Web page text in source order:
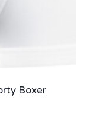
Boxer